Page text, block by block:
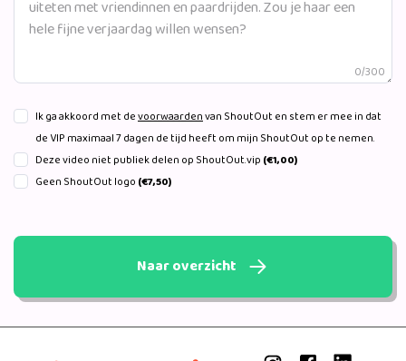
0/300
Ik ga akkoord met devoorwaardenvan ShoutOut en stem er mee in dat
de VIP maximaal 7 dagen de tijd heeft om mijn ShoutOut op te nemen.
Deze video niet publiek delen op ShoutOut.vip (€1,00)
Geen ShoutOut logo (€7,50)
Naar overzicht